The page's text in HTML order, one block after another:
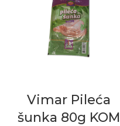
Vimar Pileća
šunka 80g KOM